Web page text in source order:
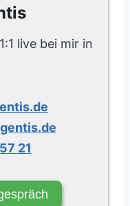
live bei mir in
21